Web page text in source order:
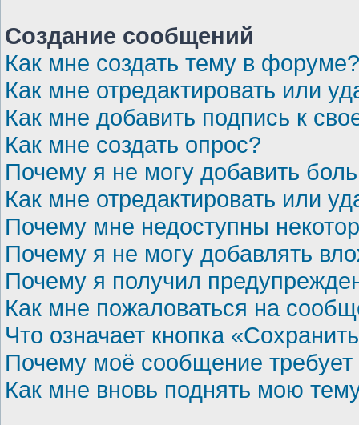
Создание сообщений
Как мне создать тему в форуме?
Как мне отредактировать или
Как мне добавить подпись к
Как мне создать опрос?
Почему я не могу добавить
Как мне отредактировать или
Почему мне недоступны
Почему я не могу добавлять
Почему я получил
Как мне пожаловаться на
Что означает кнопка
Почему моё сообщение
Как мне вновь поднять мою